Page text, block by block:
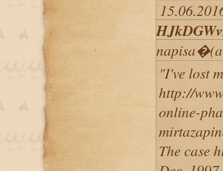
"I've lost
http://
online-
The case